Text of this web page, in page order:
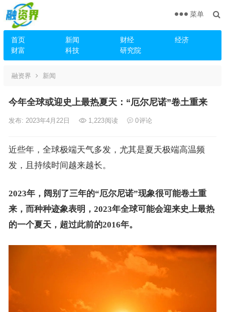
首页 新闻 财经
经济
财富
科技 研究院
菜单
融资界 新闻
今年全球或迎史上最热夏天：“厄尔尼诺”卷土重来
发布: 2023年4月22日 1,223阅读 0评论
近些年，全球极端天气多发，尤其是夏天极端高温频
发，且持续时间越来越长。
2023年，阔别了三年的“厄尔尼诺”现象很可能卷土重
来，而种种迹象表明，2023年全球可能会迎来史上最热
的一个夏天，超过此前的2016年。